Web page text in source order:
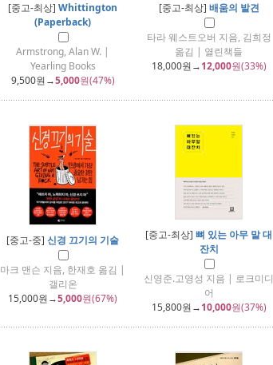
[중고-최상] Whittington
(Paperback)
Armstrong, Alan W. |
Yearling Books
9,500원→5,000원(47%)
[중고-최상] 배움의 발견
타라 웨스트오버 지음, 김희정
옮김 | 열린책들
18,000원→12,000원(33%)
[중고-중] 신경 끄기의 기술
마크 맨슨 지음, 한재호 옮김 |
갤리온
15,000원→5,000원(67%)
[중고-최상] 뼈 있는 아무 말 대
잔치
신영준.고영성 지음 | 로크미디
어
15,800원→10,000원(37%)